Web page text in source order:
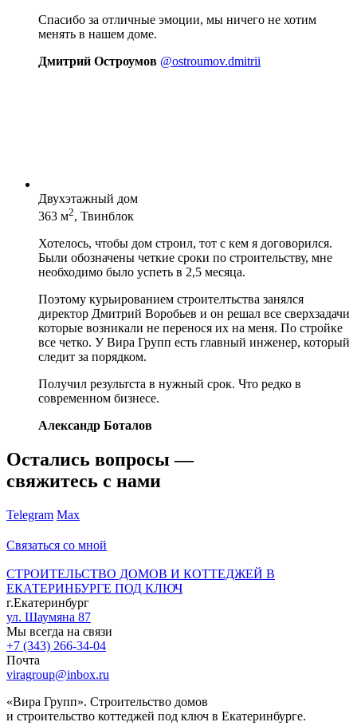
Спасибо за отличные эмоции, мы ничего не хотим
менять в нашем доме.
Дмитрий Остроумов @ostroumov.dmitrii
Двухэтажный дом
363 м2, Твинблок
Хотелось, чтобы дом строил, тот с кем я договорился.
Были обозначены четкие сроки по строительству, мне
необходимо было успеть в 2,5 месяца.
Поэтому курьированием строителтьства занялся
директор Дмитрий Воробьев и он решал все сверхзадачи
которые возникали не перенося их на меня. По стройке
все четко. У Вира Групп есть главный инженер, который
следит за порядком.
Получил результста в нужный срок. Что редко в
современном бизнесе.
Александр Боталов
Остались вопросы —
свяжитесь с нами
Telegram Max
Связаться со мной
СТРОИТЕЛЬСТВО ДОМОВ И КОТТЕДЖЕЙ В
ЕКАТЕРИНБУРГЕ ПОД КЛЮЧ
г.Екатеринбург
ул. Шаумяна 87
Мы всегда на связи
+7 (343) 266-34-04
Почта
viragroup@inbox.ru
«Вира Групп». Строительство домов
и строительство коттеджей под ключ в Екатеринбурге.